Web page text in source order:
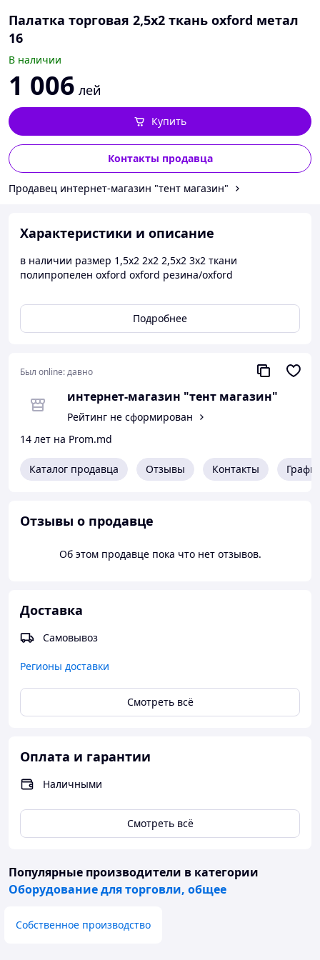
Палатка торговая 2,5х2 ткань oxford метал
16
В наличии
1 006 лей
Контакты продавца
Купить
Продавец интернет-магазин "тент магазин"
Характеристики и описание
в наличии размер 1,5х2 2х2 2,5х2 3х2 ткани
полипропелен oxford oxford резина/oxford
Подробнее
Был online:давно
интернет-магазин "тент магазин"
Рейтинг не сформирован
14 лет на Prom.md
Каталог продавца Отзывы Контакты
Отзывы о продавце
Об этом продавце пока что нет отзывов.
Доставка
Самовывоз
Регионы доставки
Смотреть всё
Оплата и гарантии
Наличными
Смотреть всё
Популярные производители в категории
Оборудование для торговли, общее
Собственное производство